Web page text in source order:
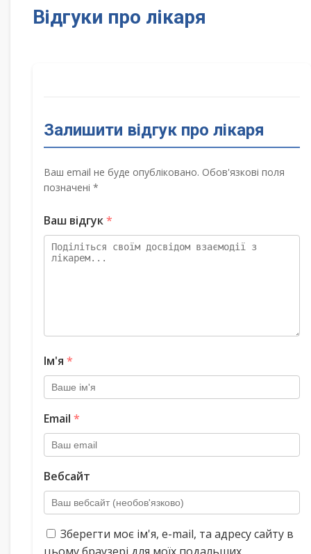
Відгуки про лікаря
Залишити відгук про лікаря
Ваш email не буде опубліковано. Обов'язкові поля
позначені *
Ваш відгук*
Ім'я *
Email *
Вебсайт
Зберегти моє ім'я, e-mail, та адресу сайту в